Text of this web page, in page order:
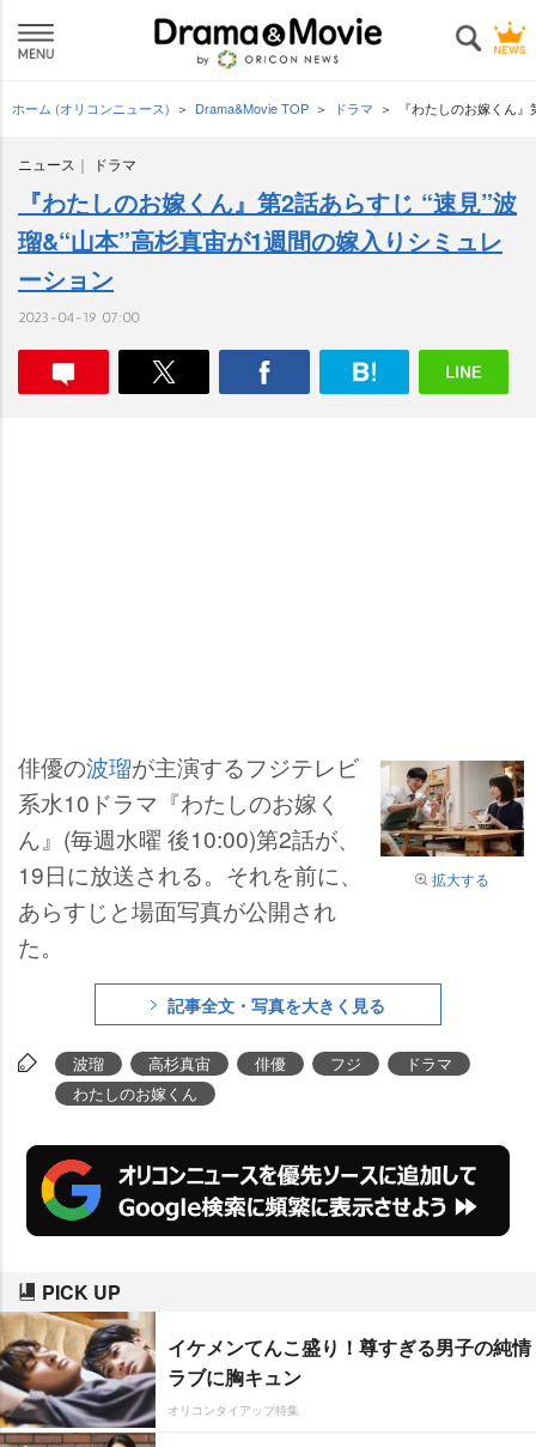
ホーム (オリコンニュース) Drama&Movie TOP ドラマ 『わたしのお嫁くん
ニュース ドラマ
『わたしのお嫁くん』第2話あらすじ “速見”波
瑠&“山本”高杉真宙が1週間の嫁入りシミュレ
ーション
2023-04-19 07:00
拡大する
俳優の波瑠が主演するフジテレビ
系水10ドラマ『わたしのお嫁く
ん』(毎週水曜 後10:00)第2話が、
19日に放送される。それを前に、
あらすじと場面写真が公開され
た。
記事全文・写真を大きく見る
波瑠 高杉真宙 俳優 フジ
ドラマ
わたしのお嫁くん
PICK UP
イケメンてんこ盛り！尊すぎる男子の純情
ラブに胸キュン
オリコンタイアップ特集